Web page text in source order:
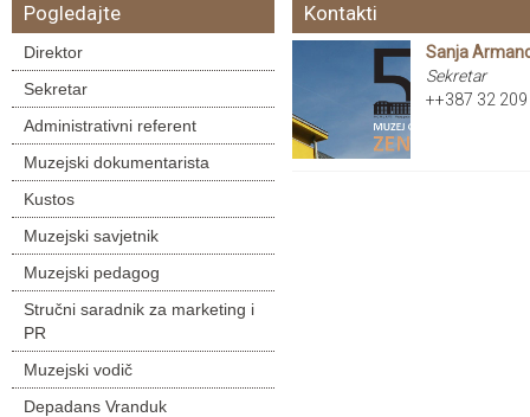
Pogledajte
Direktor
Sekretar
Administrativni referent
Muzejski dokumentarista
Kustos
Muzejski savjetnik
Muzejski pedagog
Stručni saradnik za marketing i
PR
Muzejski vodič
Depadans Vranduk
Kontakti
Sanja
Sekretar
++387 32